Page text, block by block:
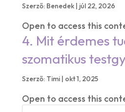
Szerző: Benedek| júl 22, 2026
Open to access this
4. Mit érdemes
szomatikus
Szerző: Timi| okt 1, 2025
Open to access this